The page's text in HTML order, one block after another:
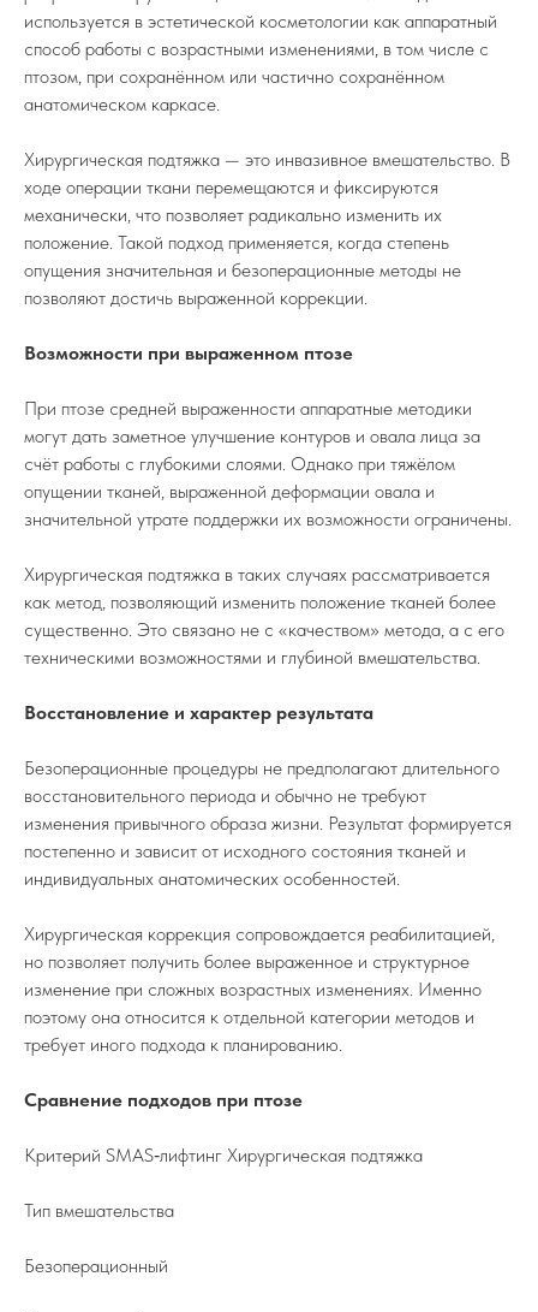
используется в эстетической косметологии как аппаратный
способ работы с возрастными изменениями, в том числе с
птозом, при сохранённом или частично сохранённом
анатомическом каркасе.
Хирургическая подтяжка — это инвазивное вмешательство. В
ходе операции ткани перемещаются и фиксируются
механически, что позволяет радикально изменить их
положение. Такой подход применяется, когда степень
опущения значительная и безоперационные методы не
позволяют достичь выраженной коррекции.
Возможности при выраженном птозе
При птозе средней выраженности аппаратные методики
могут дать заметное улучшение контуров и овала лица за
счёт работы с глубокими слоями. Однако при тяжёлом
опущении тканей, выраженной деформации овала и
значительной утрате поддержки их возможности ограничены.
Хирургическая подтяжка в таких случаях рассматривается
как метод, позволяющий изменить положение тканей более
существенно. Это связано не с «качеством» метода, а с его
техническими возможностями и глубиной вмешательства.
Восстановление и характер результата
Безоперационные процедуры не предполагают длительного
восстановительного периода и обычно не требуют
изменения привычного образа жизни. Результат формируется
постепенно и зависит от исходного состояния тканей и
индивидуальных анатомических особенностей.
Хирургическая коррекция сопровождается реабилитацией,
но позволяет получить более выраженное и структурное
изменение при сложных возрастных изменениях. Именно
поэтому она относится к отдельной категории методов и
требует иного подхода к планированию.
Сравнение подходов при птозе
Критерий SMAS‑лифтинг Хирургическая подтяжка
Тип вмешательства
Безоперационный